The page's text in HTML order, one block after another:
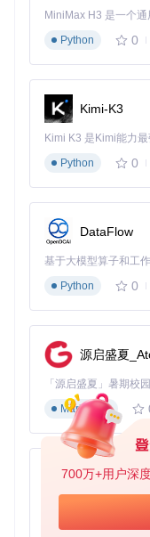
700万+用户深
解决方案和使用技巧
总的来说，Eurorack
Python
0
Kimi-K3
Python
0
DataFlow
基于大模型算子和工
Python
0
源启盛夏
Markdown
py-xiaozhi
Python
0